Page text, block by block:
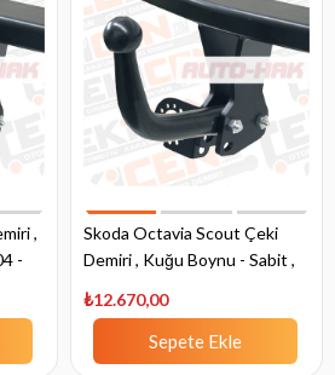
,
-
Skoda Octavia Scout Çeki
Demiri , Kuğu Boynu - Sabit ,
₺12.670,00
Sepete Ekle